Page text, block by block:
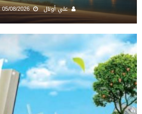
علي أونال 05/08/2026